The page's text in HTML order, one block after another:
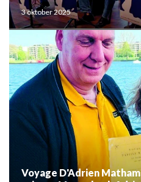
3 oktober 2025
Voyage D'Adrien